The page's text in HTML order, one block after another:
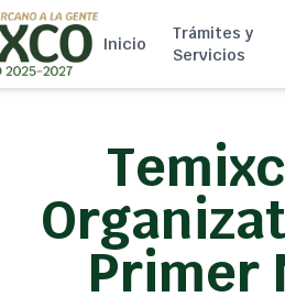
Inicio
Trámites y
Servicios
Primer